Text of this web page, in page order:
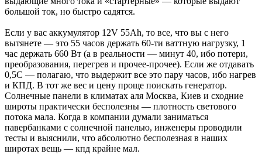
большой ток, но быстро садятся.
Если у вас аккумулятор 12V 55Ah, то все, что вы с него
вытянете — это 55 часов держать 60-ти ваттную нагрузку, 1
час держать 660 Вт (а в реальности — минут 40, ибо потери,
преобразования, перегрев и прочее-прочее). Если же отдавать
0,5C — полагаю, что выдержит все это пару часов, ибо нагрев
и КПД. В тот же вес и цену проще поискать генератор.
Солнечные панели в климатах аля Москва, Киев и сходние
широты практически бесполезны — плотность светового
потока мала. Когда в компании думали заниматься
павербанками с солнечной панелью, инженеры проводили
тесты и выяснили, что абсолютно бесполезная в наших
широтах вещь — кпд крайне мал.